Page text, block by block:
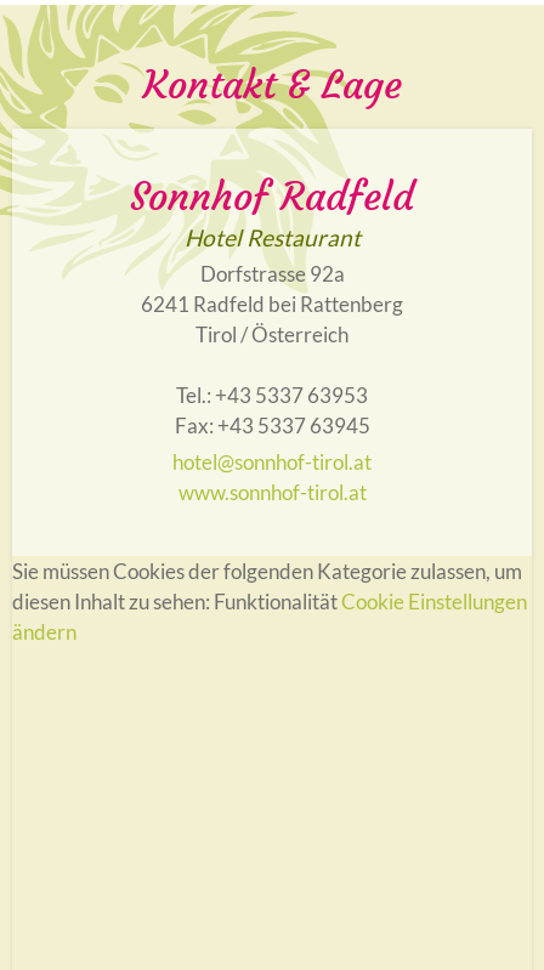
Kontakt & Lage
Sonnhof Radfeld
Hotel Restaurant
Dorfstrasse 92a
6241 Radfeld bei Rattenberg
Tirol / Österreich
Tel.: +43 5337 63953
Fax: +43 5337 63945
hotel@sonnhof-tirol.at
www.sonnhof-tirol.at
Sie müssen Cookies der folgenden Kategorie zulassen, um
diesen Inhalt zu sehen: FunktionalitätCookie Einstellungen
ändern